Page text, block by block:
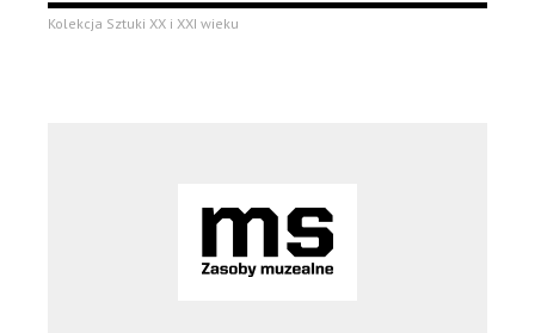
Kolekcja Sztuki XX i XXI wieku